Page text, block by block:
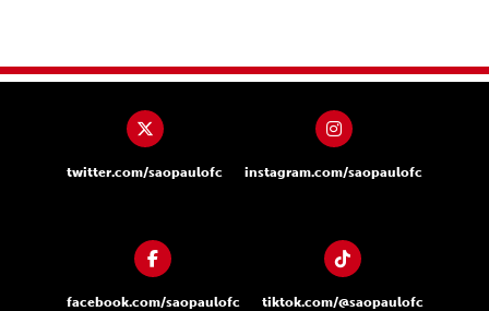
twitter.com/saopaulofc instagram.com/saopaulofc
facebook.com/saopaulofc tiktok.com/@saopaulofc